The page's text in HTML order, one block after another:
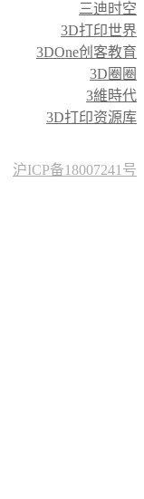
三迪时空
3D打印世界
3DOne创客教育
3D圈圈
3維時代
3D打印资源库
沪ICP备18007241号